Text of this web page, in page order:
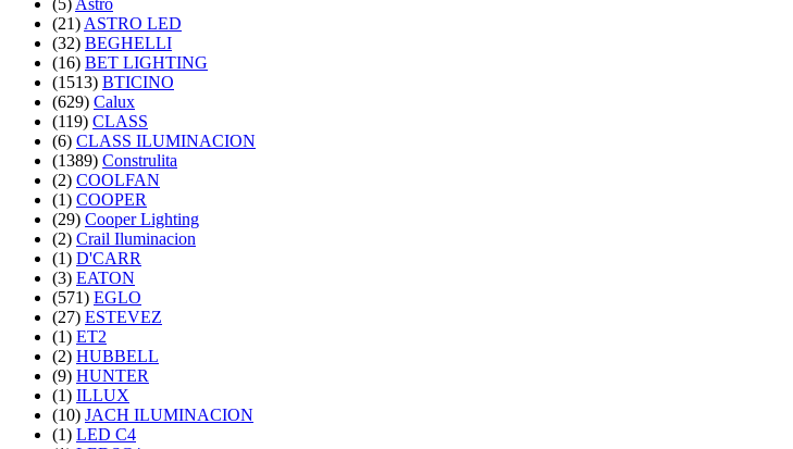
(21) ASTRO LED
(32) BEGHELLI
(16) BET LIGHTING
(1513) BTICINO
(629) Calux
(119) CLASS
(6) CLASS ILUMINACION
(1389) Construlita
(2) COOLFAN
(1) COOPER
(29) Cooper Lighting
(2) Crail Iluminacion
(1) D'CARR
(3) EATON
(571) EGLO
(27) ESTEVEZ
(1) ET2
(2) HUBBELL
(9) HUNTER
(1) ILLUX
(10) JACH ILUMINACION
(1) LED C4